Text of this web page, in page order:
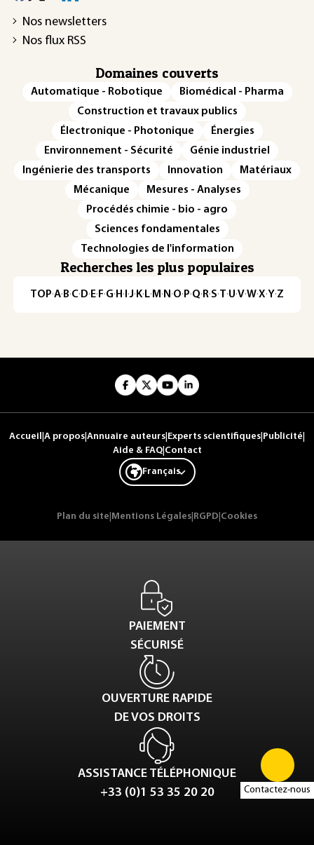
Contactez-nous
Nos newsletters
Nos flux RSS
Domaines couverts
Automatique - Robotique
Biomédical - Pharma
Construction et travaux publics
Électronique - Photonique
Énergies
Environnement - Sécurité
Génie industriel
Ingénierie des transports
Innovation
Matériaux
Mécanique
Mesures - Analyses
Procédés chimie - bio - agro
Sciences fondamentales
Technologies de l'information
Recherches les plus populaires
TOP·A·B·C· D· E· F·G· H · ·J· K· L· M · N ·O· P·Q· R·S·T·U·V·W·X·Y·Z
Accueil A propos Annuaire auteurs Experts scientifiques Publicité
Aide & FAQ| Contact
Français
Plan du site Mentions Légales RGPD Cookies
PAIEMENT
SÉCURISÉ
OUVERTURE RAPIDE
DE VOS DROITS
ASSISTANCE TÉLÉPHONIQUE
+33 (0)1 53 35 20 20